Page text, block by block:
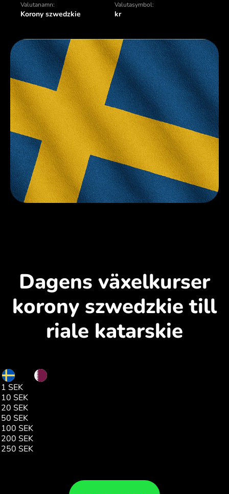
Valutanamn:
Korony szwedzkie
Valutasymbol:
kr
Dagens växelkurser
korony szwedzkie till
riale katarskie
SEK
1 SEK
10 SEK
20 SEK
50 SEK
100 SEK
200 SEK
250 SEK